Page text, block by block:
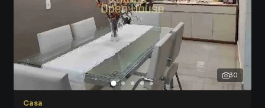
quanto lazer.
Benefícios do imóvel
Casa duplex moderna
Sala ampla e arejada
30
Casa